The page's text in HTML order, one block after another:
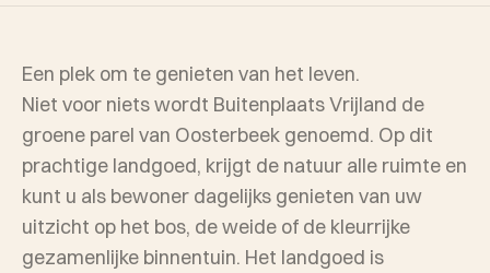
Een plek om te genieten van het leven.
Niet voor niets wordt Buitenplaats Vrijland de
groene parel van Oosterbeek genoemd. Op dit
prachtige landgoed, krijgt de natuur alle ruimte en
kunt u als bewoner dagelijks genieten van uw
uitzicht op het bos, de weide of de kleurrijke
gezamenlijke binnentuin. Het landgoed is